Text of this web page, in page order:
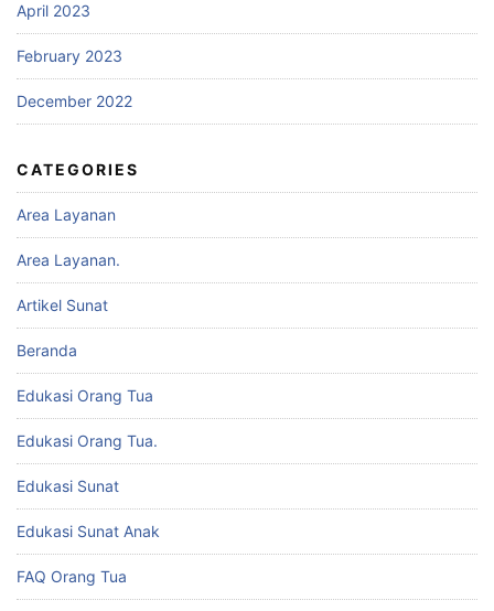
April 2023
February 2023
December 2022
CATEGORIES
Area Layanan
Area Layanan.
Artikel Sunat
Beranda
Edukasi Orang Tua
Edukasi Orang Tua.
Edukasi Sunat
Edukasi Sunat Anak
FAQ Orang Tua